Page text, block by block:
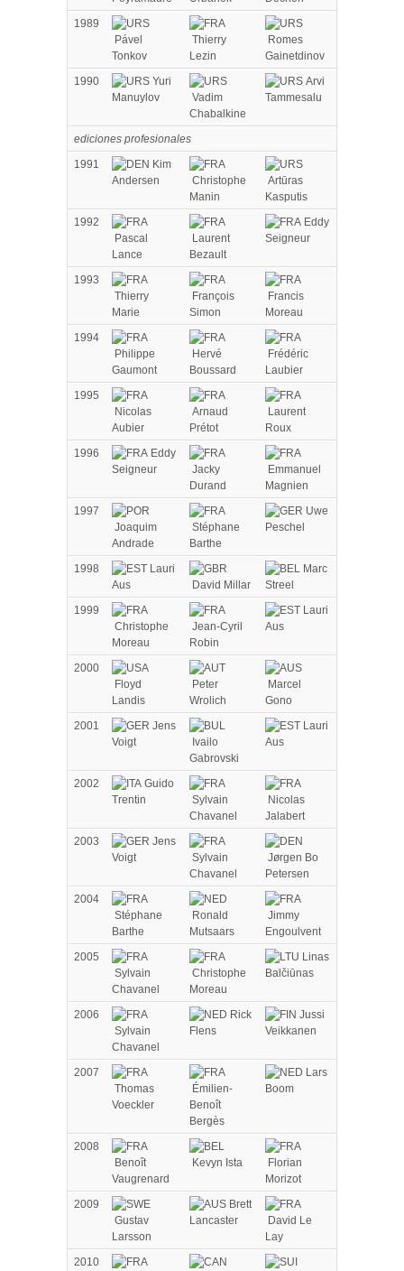
1989
Pável
Tonkov
Thierry
Lezin
Romes
Gainetdinov
1990
Yuri
Manuylov
Vadim
Chabalkine
Arvi
Tammesalu
ediciones profesionales
1991
Kim
Andersen
Christophe
Manin
Artūras
Kasputis
1992
Pascal
Lance
Laurent
Bezault
Eddy
Seigneur
1993
Thierry
Marie
François
Simon
Francis
Moreau
1994
Philippe
Gaumont
Hervé
Boussard
Frédéric
Laubier
1995
Nicolas
Aubier
Arnaud
Prétot
Laurent
Roux
1996
Eddy
Seigneur
Jacky
Durand
Emmanuel
Magnien
1997
Joaquim
Andrade
Stéphane
Barthe
Uwe
Peschel
1998
Lauri
Aus
David Millar
Marc
Streel
1999
Christophe
Moreau
Jean-Cyril
Robin
Lauri
Aus
2000
Floyd
Landis
Peter
Wrolich
Marcel
Gono
2001
Jens
Voigt
Ivailo
Gabrovski
Lauri
Aus
2002
Guido
Trentin
Sylvain
Chavanel
Nicolas
Jalabert
2003
Jens
Voigt
Sylvain
Chavanel
Jørgen Bo
Petersen
2004
Stéphane
Barthe
Ronald
Mutsaars
Jimmy
Engoulvent
2005
Sylvain
Chavanel
Christophe
Moreau
Linas
Balčiūnas
2006
Sylvain
Chavanel
Rick
Flens
Jussi
Veikkanen
2007
Thomas
Voeckler
Émilien-
Benoît
Bergès
Lars
Boom
2008
Benoît
Vaugrenard
Kevyn Ista
Florian
Morizot
2009
Gustav
Larsson
Brett
Lancaster
David Le
Lay
2010